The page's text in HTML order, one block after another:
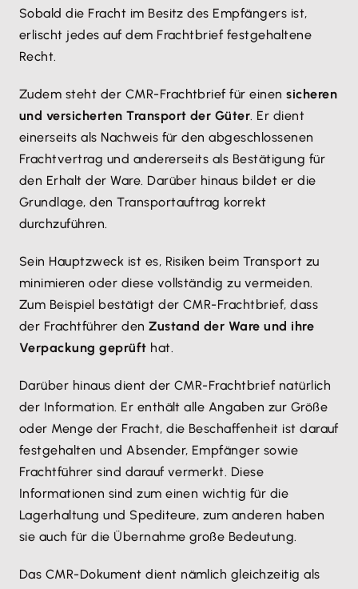
Sobald die Fracht im Besitz des Empfängers ist,
erlischt jedes auf dem Frachtbrief festgehaltene
Recht.
Zudem steht der CMR-Frachtbrief für einensicheren
und versicherten Transport der Güter. Er dient
einerseits als Nachweis für den abgeschlossenen
Frachtvertrag und andererseits als Bestätigung für
den Erhalt der Ware. Darüber hinaus bildet er die
Grundlage, den Transportauftrag korrekt
durchzuführen.
Sein Hauptzweck ist es, Risiken beim Transport zu
minimieren oder diese vollständig zu vermeiden.
Zum Beispiel bestätigt der CMR-Frachtbrief, dass
der Frachtführer denZustand der Ware und ihre
Verpackung geprüft hat.
Darüber hinaus dient der CMR-Frachtbrief natürlich
der Information. Er enthält alle Angaben zur Größe
oder Menge der Fracht, die Beschaffenheit ist darauf
festgehalten und Absender, Empfänger sowie
Frachtführer sind darauf vermerkt. Diese
Informationen sind zum einen wichtig für die
Lagerhaltung und Spediteure, zum anderen haben
sie auch für die Übernahme große Bedeutung.
Das CMR-Dokument dient nämlich gleichzeitig als